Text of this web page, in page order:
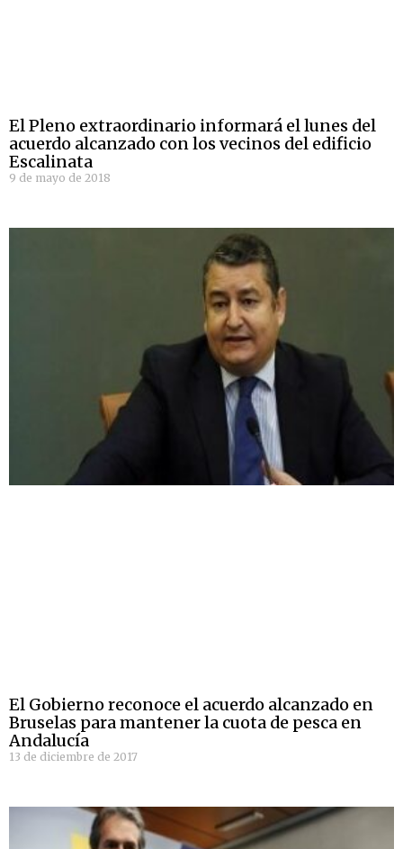
El Pleno extraordinario informará el lunes del
acuerdo alcanzado con los vecinos del edificio
Escalinata
9 de mayo de 2018
El Gobierno reconoce el acuerdo alcanzado en
Bruselas para mantener la cuota de pesca en
Andalucía
13 de diciembre de 2017